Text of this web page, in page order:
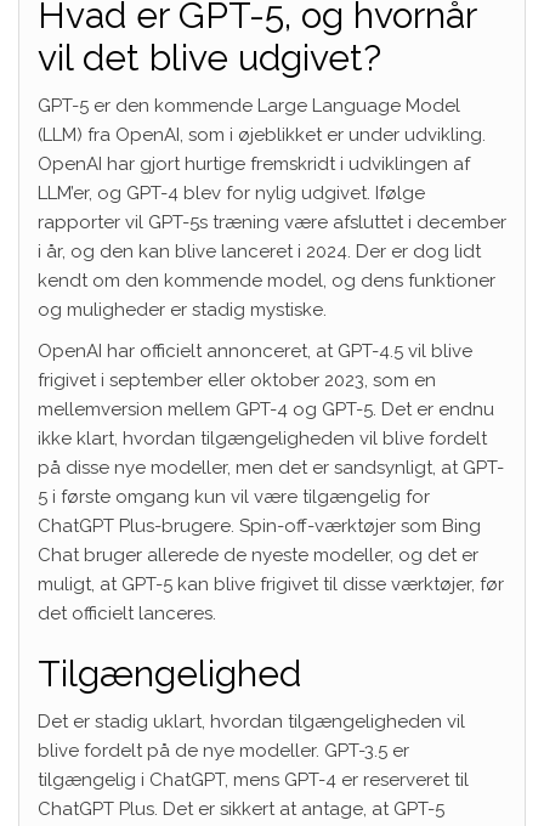
Hvad er GPT-5, og hvornår
vil det blive udgivet?
GPT-5 er den kommende Large Language Model
(LLM) fra OpenAI, som i øjeblikket er under udvikling.
OpenAI har gjort hurtige fremskridt i udviklingen af
LLM’er, og GPT-4 blev for nylig udgivet. Ifølge
rapporter vil GPT-5s træning være afsluttet i december
i år, og den kan blive lanceret i 2024. Der er dog lidt
kendt om den kommende model, og dens funktioner
og muligheder er stadig mystiske.
OpenAI har officielt annonceret, at GPT-4.5 vil blive
frigivet i september eller oktober 2023, som en
mellemversion mellem GPT-4 og GPT-5. Det er endnu
ikke klart, hvordan tilgængeligheden vil blive fordelt
på disse nye modeller, men det er sandsynligt, at GPT-
5 i første omgang kun vil være tilgængelig for
ChatGPT Plus-brugere. Spin-off-værktøjer som Bing
Chat bruger allerede de nyeste modeller, og det er
muligt, at GPT-5 kan blive frigivet til disse værktøjer, før
det officielt lanceres.
Tilgængelighed
Det er stadig uklart, hvordan tilgængeligheden vil
blive fordelt på de nye modeller. GPT-3.5 er
tilgængelig i ChatGPT, mens GPT-4 er reserveret til
ChatGPT Plus. Det er sikkert at antage, at GPT-5